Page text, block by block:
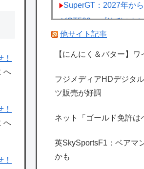
SuperGT：2027年か
がGT500→ブリヂスト
プに決まったわけだが
仏F1記者「アロンソ
億円）を要求」
手、散る………
他サイト記事
【にんにく＆バター】
フジメディアHDデジタ
ツ販売が好調
ネット「ゴールド免許
英SkySportsF1：ベアマ
かも
へ
へ